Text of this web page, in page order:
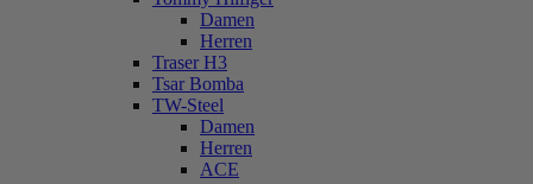
Damen
Herren
Traser H3
Tsar Bomba
TW-Steel
Damen
Herren
ACE